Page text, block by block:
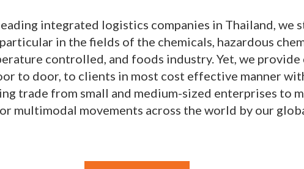
integrated logistics companies in Thailand, we
in the fields of the chemicals, hazardous
controlled, and foods industry. Yet, we
to door, to clients in most cost effective manner
trade from small and medium-sized enterprises to
multimodal movements across the world by our